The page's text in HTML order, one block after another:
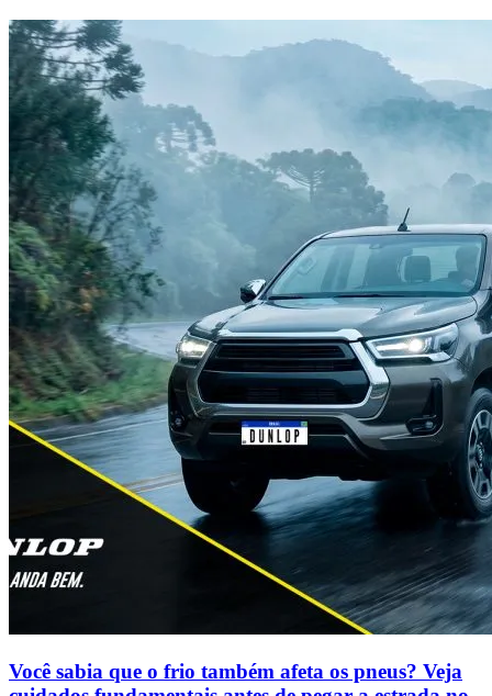
Você sabia que o frio também afeta os pneus? Veja